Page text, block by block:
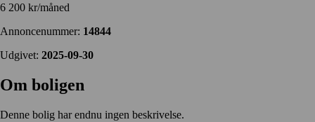
6 200 kr/måned
Annoncenummer: 14844
Udgivet: 2025-09-30
Om boligen
Denne bolig har endnu ingen beskrivelse.